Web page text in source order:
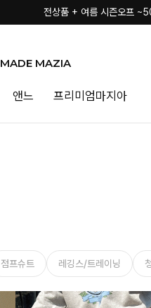
전상품 + 여름 시즌오프
MADE MAZIA
앤느 프리미엄마지아
점프슈트 레깅스/트레이닝